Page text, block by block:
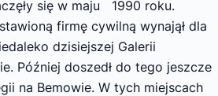
się w maju 1990 roku.
firmę cywilną wynajął dla
dzisiejszej Galerii
Później doszedł do tego jeszcze
na Bemowie. W tych miejscach